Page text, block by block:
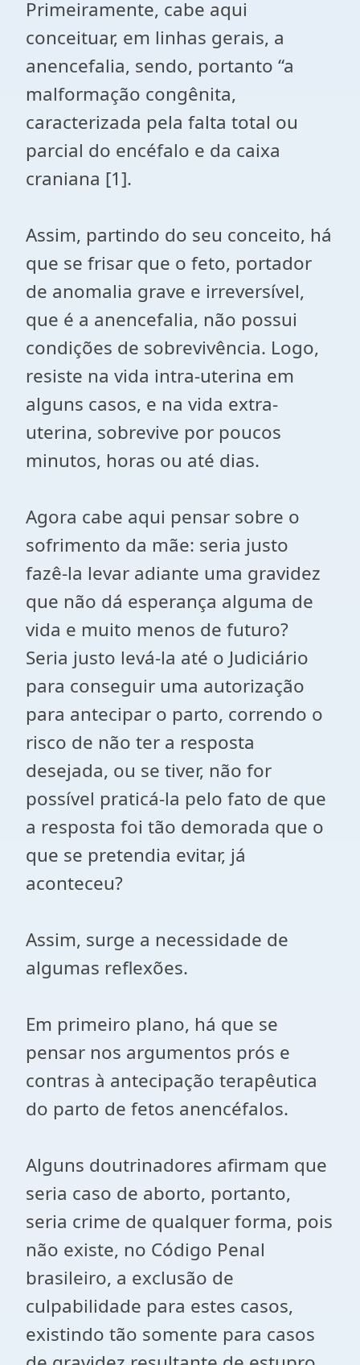
Primeiramente, cabe aqui
conceituar, em linhas gerais, a
anencefalia, sendo, portanto “a
malformação congênita,
caracterizada pela falta total ou
parcial do encéfalo e da caixa
craniana [1].
Assim, partindo do seu conceito, há
que se frisar que o feto, portador
de anomalia grave e irreversível,
que é a anencefalia, não possui
condições de sobrevivência. Logo,
resiste na vida intra-uterina em
alguns casos, e na vida extra-
uterina, sobrevive por poucos
minutos, horas ou até dias.
Agora cabe aqui pensar sobre o
sofrimento da mãe: seria justo
fazê-la levar adiante uma gravidez
que não dá esperança alguma de
vida e muito menos de futuro?
Seria justo levá-la até o Judiciário
para conseguir uma autorização
para antecipar o parto, correndo o
risco de não ter a resposta
desejada, ou se tiver, não for
possível praticá-la pelo fato de que
a resposta foi tão demorada que o
que se pretendia evitar, já
aconteceu?
Assim, surge a necessidade de
algumas reflexões.
Em primeiro plano, há que se
pensar nos argumentos prós e
contras à antecipação terapêutica
do parto de fetos anencéfalos.
Alguns doutrinadores afirmam que
seria caso de aborto, portanto,
seria crime de qualquer forma, pois
não existe, no Código Penal
brasileiro, a exclusão de
culpabilidade para estes casos,
existindo tão somente para casos